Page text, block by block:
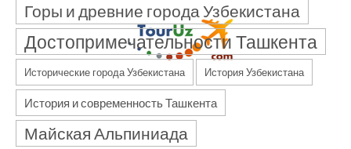
Горы и древние города Узбекистана
Достопримечательности Ташкента
Исторические города Узбекистана История Узбекистана
История и современность Ташкента
Майская Альпиниада